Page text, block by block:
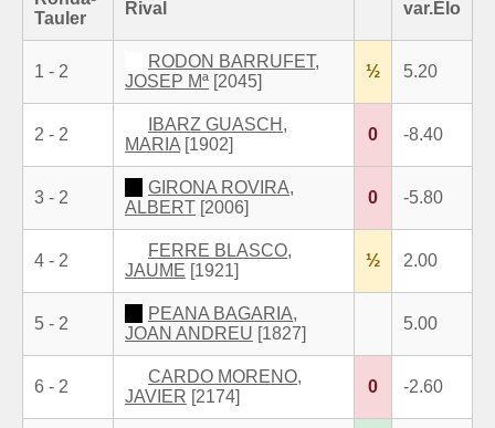
Tauler
Rival var.Elo
1 - 2
RODON BARRUFET,
JOSEP Mª [2045]
½ 5.20
2 - 2
IBARZ GUASCH,
MARIA [1902]
0 -8.40
3 - 2
GIRONA ROVIRA,
ALBERT [2006]
0 -5.80
4 - 2
FERRE BLASCO,
JAUME [1921]
½ 2.00
5 - 2
PEANA BAGARIA,
JOAN ANDREU [1827]
5.00
6 - 2
CARDO MORENO,
JAVIER [2174]
0 -2.60